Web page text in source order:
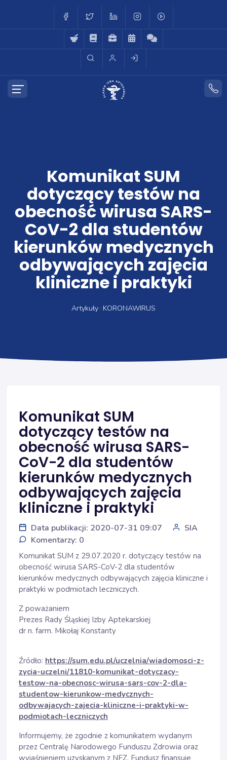
Komunikat SUM
dotyczący testów na
obecność wirusa SARS-
CoV-2 dla studentów
kierunków medycznych
odbywających zajęcia
kliniczne i praktyki
Artykuły KORONAWIRUS
Komunikat SUM
dotyczący testów na
obecność wirusa SARS-
CoV-2 dla studentów
kierunków medycznych
odbywających zajęcia
kliniczne i praktyki
Data publikacji: 2020-07-31 09:07
SIA
Komentarzy: 0
Komunikat SUM z 29.07.2020 r. dotyczący testów na
obecność wirusa SARS-CoV-2 dla studentów
kierunków medycznych odbywających zajęcia kliniczne i
praktyki w podmiotach leczniczych.
Z poważaniem
Prezes Rady Śląskiej Izby Aptekarskiej
dr n. farm. Mikołaj Konstanty
Źródło: https://sum.edu.pl/uczelnia/wiadomosci-z-
zycia-uczelni/11810-komunikat-dotyczacy-
testow-na-obecnosc-wirusa-sars-cov-2-dla-
studentow-kierunkow-medycznych-
odbywajacych-zajecia-kliniczne-i-praktyki-w-
podmiotach-leczniczych
Informujemy, że zgodnie z komunikatem wydanym
przez Centralę Narodowego Funduszu Zdrowia oraz
wyjaśnieniem uzyskanym z NFZ, Fundusz finansuje